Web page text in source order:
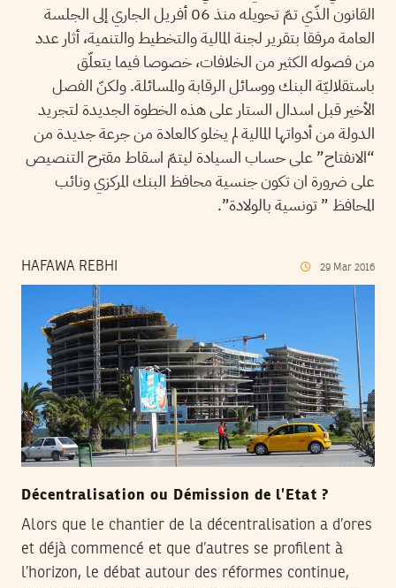
القانون الذّي تمّ تحويله منذ 06 أفريل الجاري إلى الجلسة
العامة مرفقا بتقرير لجنة المالية والتخطيط والتنمية، أثار عدد
من فصوله الكثير من الخلافات، خصوصا فيما يتعلّق
باستقلاليّة البنك ووسائل الرقابة والمسائلة. ولكنّ الفصل
الأخير قبل اسدال الستار على هذه الخطوة الجديدة لتجريد
الدولة من أدواتها المالية لم يخلو كالعادة من جرعة جديدة من
“الانفتاح” على حساب السيادة ليتمّ اسقاط مقترح التنصيص
على ضرورة ان تكون جنسية محافظ البنك المركزي ونائب
المحافظ ” تونسية بالولادة”.
HAFAWA REBHI 29 Mar 2016
Décentralisation ou Démission de l’Etat ?
Alors que le chantier de la décentralisation a d’ores
et déjà commencé et que d’autres se profilent à
l’horizon, le débat autour des réformes continue,